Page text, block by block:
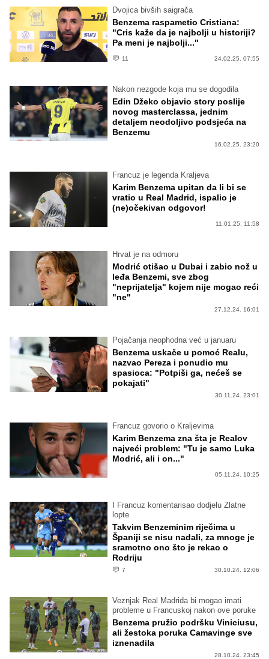
Dvojica bivših saigrača
Benzema raspametio Cristiana:
"Cris kaže da je najbolji u historiji?
Pa meni je najbolji..."
11 24.02.25. 07:55
Nakon nezgode koja mu se dogodila
Edin Džeko objavio story poslije
novog masterclassa, jednim
detaljem neodoljivo podsjeća na
Benzemu
16.02.25. 23:20
Francuz je legenda Kraljeva
Karim Benzema upitan da li bi se
vratio u Real Madrid, ispalio je
(ne)očekivan odgovor!
11.01.25. 11:58
Hrvat je na odmoru
Modrić otišao u Dubai i zabio nož u
leđa Benzemi, sve zbog
"neprijatelja" kojem nije mogao reći
"ne"
27.12.24. 16:01
Pojačanja neophodna već u januaru
Benzema uskače u pomoć Realu,
nazvao Pereza i ponudio mu
spasioca: "Potpiši ga, nećeš se
pokajati"
30.11.24. 23:01
Francuz govorio o Kraljevima
Karim Benzema zna šta je Realov
najveći problem: "Tu je samo Luka
Modrić, ali i on..."
05.11.24. 10:25
I Francuz komentarisao dodjelu Zlatne
lopte
Takvim Benzeminim riječima u
Španiji se nisu nadali, za mnoge je
sramotno ono što je rekao o
Rodriju
7 30.10.24. 12:06
Veznjak Real Madrida bi mogao imati
probleme u Francuskoj nakon ove poruke
Benzema pružio podršku Viniciusu,
ali žestoka poruka Camavinge sve
iznenadila
28.10.24. 23:45